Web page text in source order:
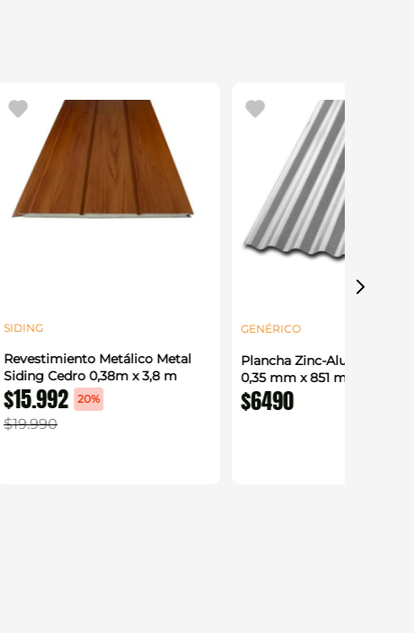
SIDING
Revestimiento Metálico Metal
Siding Cedro 0,38m x 3,8 m
$15.992 20%
$19.990
GENÉRICO
Plancha Zinc-Alum
0,35 mm x 851 mm x 2 m
$6490